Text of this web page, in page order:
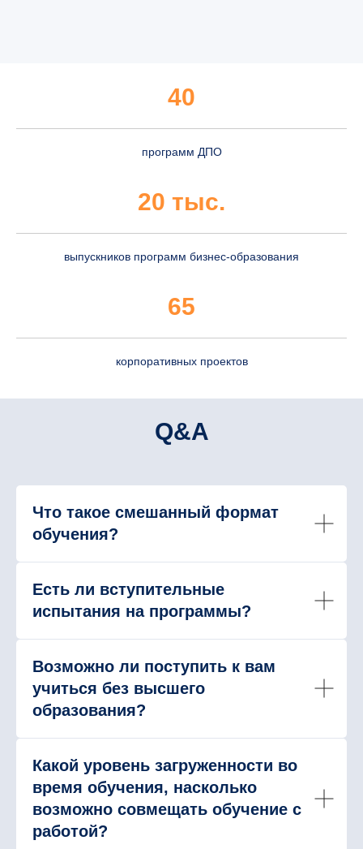
40
программ ДПО
20 тыс.
выпускников программ бизнес-образования
65
корпоративных проектов
Q&A
Что такое смешанный формат
обучения?
Есть ли вступительные
испытания на программы?
Возможно ли поступить к вам
учиться без высшего
образования?
Какой уровень загруженности во
время обучения, насколько
возможно совмещать обучение с
работой?